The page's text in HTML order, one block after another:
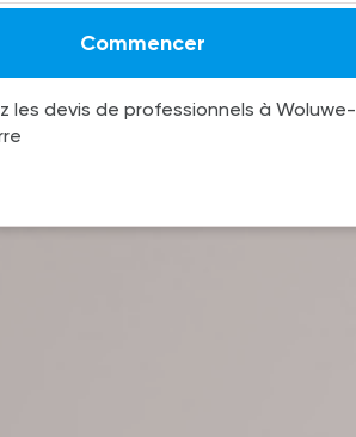
Commencer
les devis de professionnels à Woluwe-